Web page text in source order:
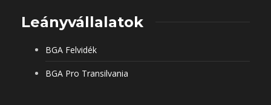
Leányvállalatok
BGA Felvidék
BGA Pro Transilvania